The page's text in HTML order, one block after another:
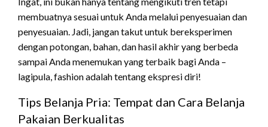
membuatnya sesuai untuk Anda melalui penyesuaian dan
penyesuaian. Jadi, jangan takut untuk bereksperimen
dengan potongan, bahan, dan hasil akhir yang berbeda
sampai Anda menemukan yang terbaik bagi Anda –
lagipula, fashion adalah tentang ekspresi diri!
Tips Belanja Pria: Tempat dan Cara Belanja
Pakaian Berkualitas